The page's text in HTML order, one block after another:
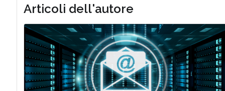
Articoli dell'autore